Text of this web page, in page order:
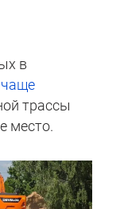
в
чаще
трассы
место.